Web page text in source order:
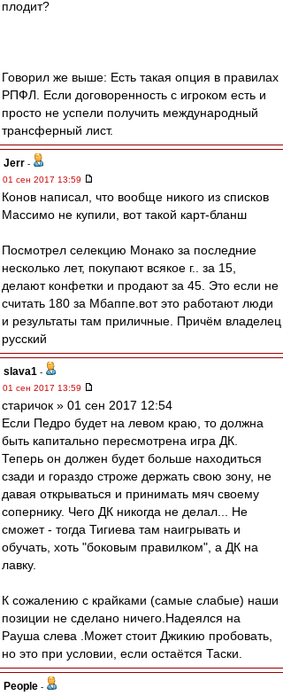
плодит?
Говорил же выше: Есть такая опция в правилах
РПФЛ. Если договоренность с игроком есть и
просто не успели получить международный
трансферный лист.
Jerr -
01 сен 2017 13:59
Конов написал, что вообще никого из списков
Массимо не купили, вот такой карт-бланш
Посмотрел селекцию Монако за последние
несколько лет, покупают всякое г.. за 15,
делают конфетки и продают за 45. Это если не
считать 180 за Мбаппе.вот это работают люди
и результаты там приличные. Причём владелец
русский
slava1 -
01 сен 2017 13:59
старичок » 01 сен 2017 12:54
Если Педро будет на левом краю, то должна
быть капитально пересмотрена игра ДК.
Теперь он должен будет больше находиться
сзади и гораздо строже держать свою зону, не
давая открываться и принимать мяч своему
сопернику. Чего ДК никогда не делал... Не
сможет - тогда Тигиева там наигрывать и
обучать, хоть "боковым правилком", а ДК на
лавку.
К сожалению с крайками (самые слабые) наши
позиции не сделано ничего.Надеялся на
Рауша слева .Может стоит Джикию пробовать,
но это при условии, если остаётся Таски.
People -